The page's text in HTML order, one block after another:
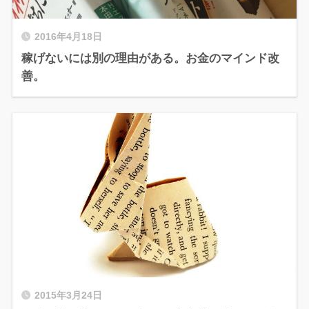
2016年4月18日
稼げないには別の理由がある。お金のマインド改
善。
2015年3月24日